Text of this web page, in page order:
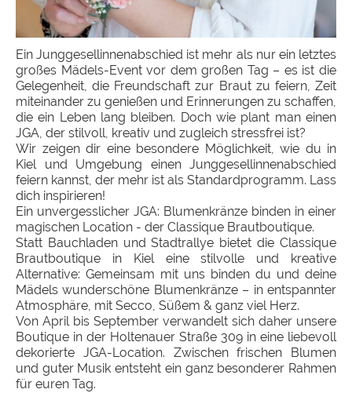
Ein Junggesellinnenabschied ist mehr als nur ein letztes
großes Mädels-Event vor dem großen Tag – es ist die
Gelegenheit, die Freundschaft zur Braut zu feiern, Zeit
miteinander zu genießen und Erinnerungen zu schaffen,
die ein Leben lang bleiben. Doch wie plant man einen
JGA, der stilvoll, kreativ und zugleich stressfrei ist?
Wir zeigen dir eine besondere Möglichkeit, wie du in
Kiel und Umgebung einen Junggesellinnenabschied
feiern kannst, der mehr ist als Standardprogramm. Lass
dich inspirieren!
Ein unvergesslicher JGA: Blumenkränze binden in einer
magischen Location - der Classique Brautboutique.
Statt Bauchladen und Stadtrallye bietet die Classique
Brautboutique in Kiel eine stilvolle und kreative
Alternative: Gemeinsam mit uns binden du und deine
Mädels wunderschöne Blumenkränze – in entspannter
Atmosphäre, mit Secco, Süßem & ganz viel Herz.
Von April bis September verwandelt sich daher unsere
Boutique in der Holtenauer Straße 309 in eine liebevoll
dekorierte JGA-Location. Zwischen frischen Blumen
und guter Musik entsteht ein ganz besonderer Rahmen
für euren Tag.